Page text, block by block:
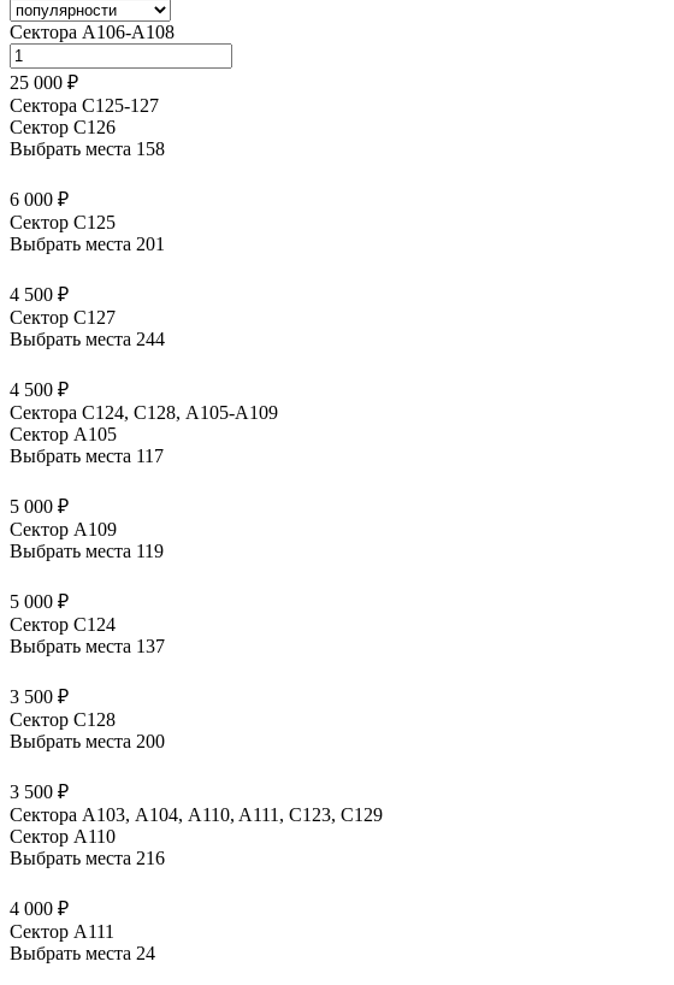
Сектора А106-А108
25 000 ₽
Сектора С125-127
Сектор С126
Выбрать места 158
6 000 ₽
Сектор С125
Выбрать места 201
4 500 ₽
Сектор С127
Выбрать места 244
4 500 ₽
Сектора C124, C128, А105-А109
Сектор A105
Выбрать места 117
5 000 ₽
Сектор А109
Выбрать места 119
5 000 ₽
Сектор С124
Выбрать места 137
3 500 ₽
Сектор С128
Выбрать места 200
3 500 ₽
Сектора A103, А104, A110, A111, C123, C129
Сектор А110
Выбрать места 216
4 000 ₽
Сектор A111
Выбрать места 24